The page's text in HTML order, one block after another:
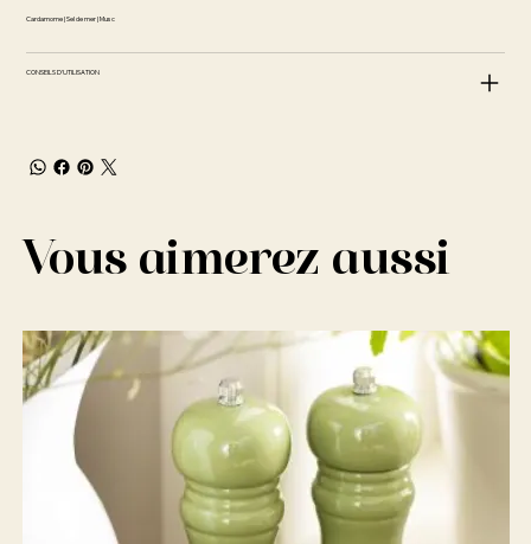
Cardamome | Sel de mer | Musc
CONSEILS D'UTILISATION
Vous aimerez aussi